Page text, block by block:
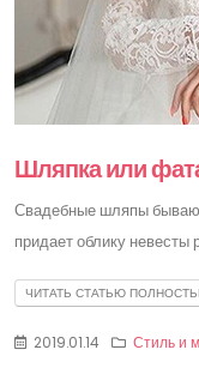
Шляпка или
Свадебные шляпы
придает облику невесты
ЧИТАТЬ СТАТЬЮ
2019.01.14 Стиль и